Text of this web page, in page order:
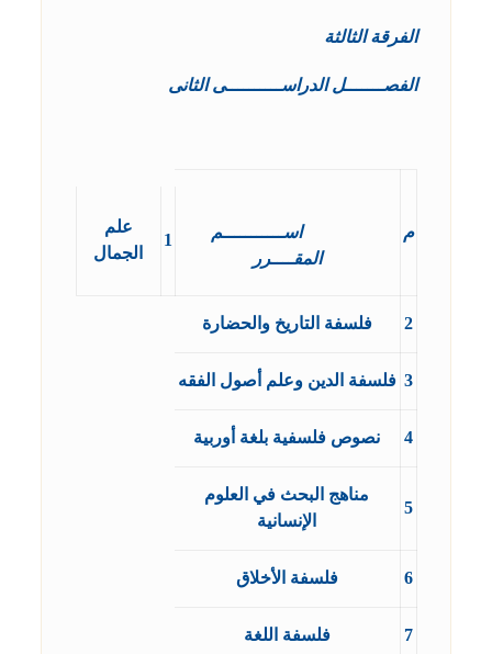
الفرقة الثالثة
الفصـــــــل الدراســــــــــى الثانى
م
اســـــــــــم
المقــــرر
1
علم
الجمال
2 فلسفة التاريخ والحضارة
3 فلسفة الدين وعلم أصول الفقه
4 نصوص فلسفية بلغة أوربية
5
مناهج البحث في العلوم
الإنسانية
6 فلسفة الأخلاق
7 فلسفة اللغة